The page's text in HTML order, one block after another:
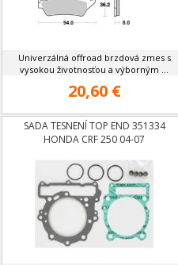
Univerzálná offroad brzdová zmes s
vysokou životnosťou a výborným ...
20,60 €
SADA TESNENÍ TOP END 351334
HONDA CRF 250 04-07